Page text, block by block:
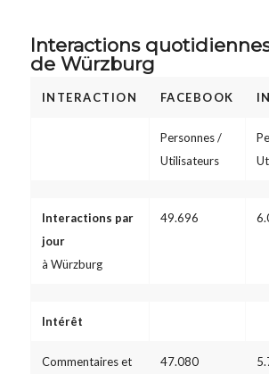
Interactions
de Würzburg
INTERACTION FACEBOOK
Personnes /
Utilisateurs
Interactions par
jour
à Würzburg
49.696
Intérêt
Commentaires et
47.080